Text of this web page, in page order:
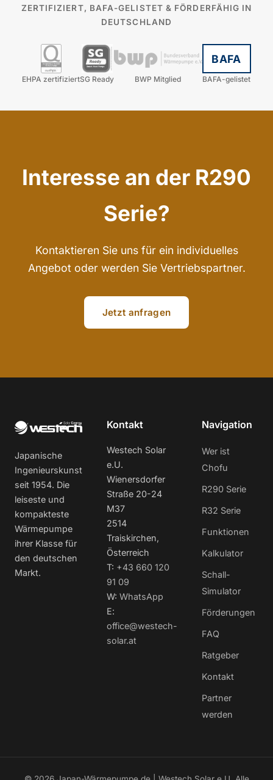
ZERTIFIZIERT, BAFA-GELISTET & FÖRDERFÄHIG IN
DEUTSCHLAND
EHPA zertifiziertSG Ready BWP Mitglied
BAFA
BAFA-gelistet
Interesse an der R290
Serie?
Kontaktieren Sie uns für ein individuelles
Angebot oder werden Sie Vertriebspartner.
Jetzt anfragen
Japanische
Ingenieurskunst
seit 1954. Die
leiseste und
kompakteste
Wärmepumpe
ihrer Klasse für
den deutschen
Markt.
Kontakt
Westech Solar
e.U.
Wienersdorfer
Straße 20-24
M37
2514
Traiskirchen,
Österreich
T: +43 660 120
91 09
W: WhatsApp
E:
office@westech-
solar.at
Navigation
Wer ist
Chofu
R290 Serie
R32 Serie
Funktionen
Kalkulator
Schall-
Simulator
Förderungen
FAQ
Ratgeber
Kontakt
Partner
werden